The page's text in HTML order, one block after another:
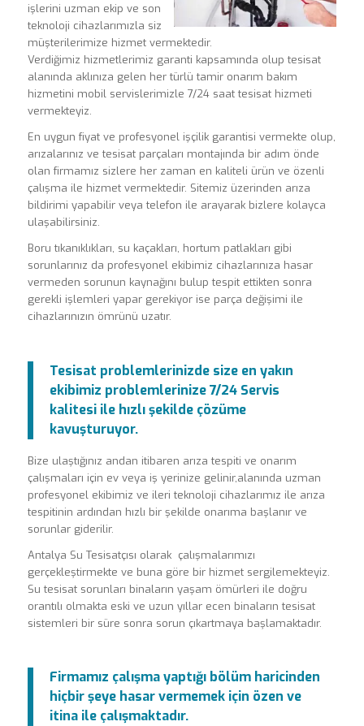
işlerini uzman ekip ve son
teknoloji cihazlarımızla siz
müşterilerimize hizmet vermektedir.
Verdiğimiz hizmetlerimiz garanti kapsamında olup tesisat
alanında aklınıza gelen her türlü tamir onarım bakım
hizmetini mobil servislerimizle 7/24 saat tesisat hizmeti
vermekteyiz.
En uygun fiyat ve profesyonel işçilik garantisi vermekte olup,
arızalarınız ve tesisat parçaları montajında bir adım önde
olan firmamız sizlere her zaman en kaliteli ürün ve özenli
çalışma ile hizmet vermektedir. Sitemiz üzerinden arıza
bildirimi yapabilir veya telefon ile arayarak bizlere kolayca
ulaşabilirsiniz.
Boru tıkanıklıkları, su kaçakları, hortum patlakları gibi
sorunlarınız da profesyonel ekibimiz cihazlarınıza hasar
vermeden sorunun kaynağını bulup tespit ettikten sonra
gerekli işlemleri yapar gerekiyor ise parça değişimi ile
cihazlarınızın ömrünü uzatır.
Tesisat problemlerinizde size en yakın
ekibimiz problemlerinize 7/24 Servis
kalitesi ile hızlı şekilde çözüme
kavuşturuyor.
Bize ulaştığınız andan itibaren arıza tespiti ve onarım
çalışmaları için ev veya iş yerinize gelinir,alanında uzman
profesyonel ekibimiz ve ileri teknoloji cihazlarımız ile arıza
tespitinin ardından hızlı bir şekilde onarıma başlanır ve
sorunlar giderilir.
Antalya Su Tesisatçısı olarak çalışmalarımızı
gerçekleştirmekte ve buna göre bir hizmet sergilemekteyiz.
Su tesisat sorunları binaların yaşam ömürleri ile doğru
orantılı olmakta eski ve uzun yıllar ecen binaların tesisat
sistemleri bir süre sonra sorun çıkartmaya başlamaktadır.
Firmamız çalışma yaptığı bölüm haricinden
hiçbir şeye hasar vermemek için özen ve
itina ile çalışmaktadır.